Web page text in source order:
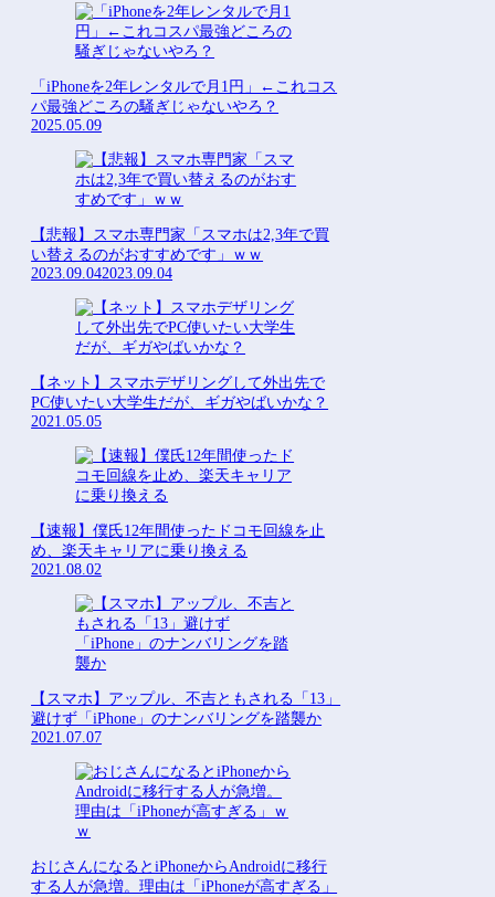
「iPhoneを2年レンタルで月1円」←これコス
パ最強どころの騒ぎじゃないやろ？
2025.05.09
【悲報】スマホ専門家「スマホは2,3年で買
い替えるのがおすすめです」ｗｗ
2023.09.042023.09.04
【ネット】スマホデザリングして外出先で
PC使いたい大学生だが、ギガやばいかな？
2021.05.05
【速報】僕氏12年間使ったドコモ回線を止
め、楽天キャリアに乗り換える
2021.08.02
【スマホ】アップル、不吉ともされる「13」
避けず「iPhone」のナンバリングを踏襲か
2021.07.07
おじさんになるとiPhoneからAndroidに移行
する人が急増。理由は「iPhoneが高すぎる」